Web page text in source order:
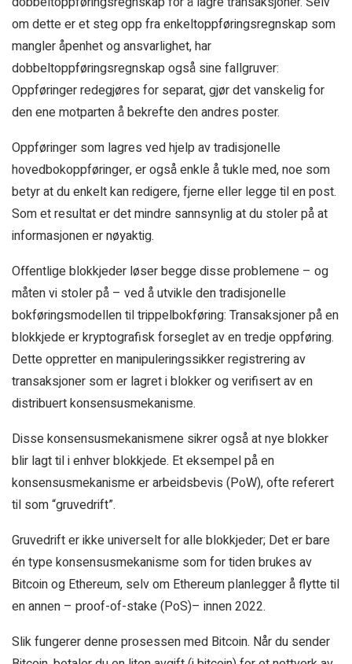
om dette er et steg opp fra enkeltoppføringsregnskap som
mangler åpenhet og ansvarlighet, har
dobbeltoppføringsregnskap også sine fallgruver:
Oppføringer redegjøres for separat, gjør det vanskelig for
den ene motparten å bekrefte den andres poster.
Oppføringer som lagres ved hjelp av tradisjonelle
hovedbokoppføringer, er også enkle å tukle med, noe som
betyr at du enkelt kan redigere, fjerne eller legge til en post.
Som et resultat er det mindre sannsynlig at du stoler på at
informasjonen er nøyaktig.
Offentlige blokkjeder løser begge disse problemene – og
måten vi stoler på – ved å utvikle den tradisjonelle
bokføringsmodellen til trippelbokføring: Transaksjoner på en
blokkjede er kryptografisk forseglet av en tredje oppføring.
Dette oppretter en manipuleringssikker registrering av
transaksjoner som er lagret i blokker og verifisert av en
distribuert konsensusmekanisme.
Disse konsensusmekanismene sikrer også at nye blokker
blir lagt til i enhver blokkjede. Et eksempel på en
konsensusmekanisme er arbeidsbevis (PoW), ofte referert
til som “gruvedrift”.
Gruvedrift er ikke universelt for alle blokkjeder; Det er bare
én type konsensusmekanisme som for tiden brukes av
Bitcoin og Ethereum, selv om Ethereum planlegger å flytte til
en annen – proof-of-stake (PoS)– innen 2022.
Slik fungerer denne prosessen med Bitcoin. Når du sender